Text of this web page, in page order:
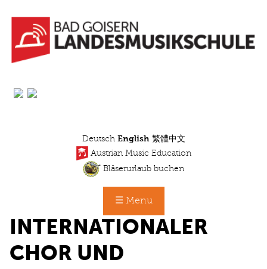
main
content
Deutsch English 繁體中文
Austrian Music Education
Bläserurlaub buchen
☰ Menu
INTERNATIONALER
CHOR UND